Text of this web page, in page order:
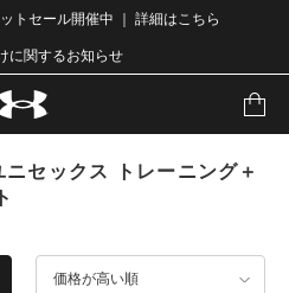
トセール開催中 ｜ 詳細はこちら
に関するお知らせ
セックス トレーニング＋
価格が高い順